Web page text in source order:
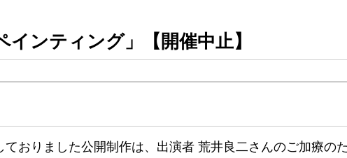
ンティング」【開催中止】
おりました公開制作は、出演者 荒井良二さんのご加療の